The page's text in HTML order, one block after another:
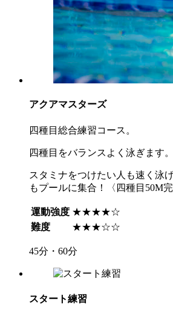
アクアマスターズ
四種目総合練習コース。
四種目をバランスよく泳ぎます。
スタミナをつけたい人も速く泳
もプールに集合！〈四種目50M完
運動強度 ★★★★☆
難度
★★★☆☆
45分・60分
スタート練習